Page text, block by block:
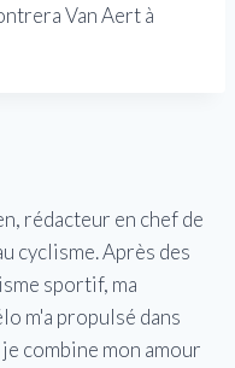
Van Aert à
rédacteur en chef de
cyclisme. Après des
sportif, ma
m'a propulsé dans
combine mon amour